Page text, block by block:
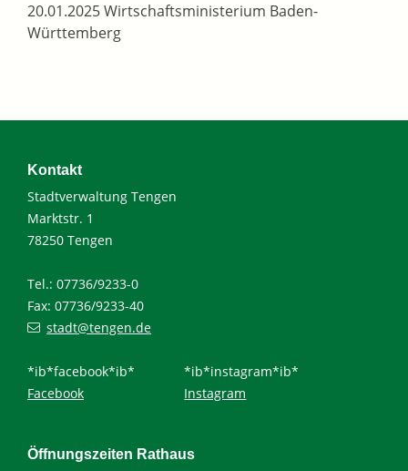
20.01.2025Wirtschaftsministerium Baden-
Württemberg
Kontakt
Stadtverwaltung Tengen
Marktstr. 1
78250 Tengen
Tel.: 07736/9233-0
Fax: 07736/9233-40
stadt@tengen.de
*ib*facebook*ib*
Facebook
*ib*instagram*ib*
Instagram
Öffnungszeiten Rathaus